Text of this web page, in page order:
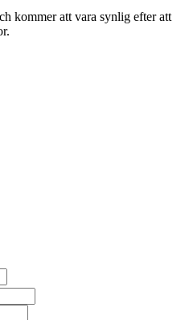
kommer att vara synlig efter att